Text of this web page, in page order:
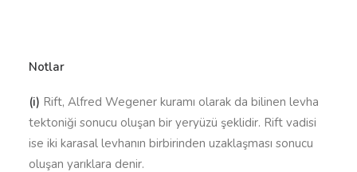
Notlar
(i) Rift, Alfred Wegener kuramı olarak da bilinen levha
tektoniği sonucu oluşan bir yeryüzü şeklidir. Rift vadisi
ise iki karasal levhanın birbirinden uzaklaşması sonucu
oluşan yarıklara denir.